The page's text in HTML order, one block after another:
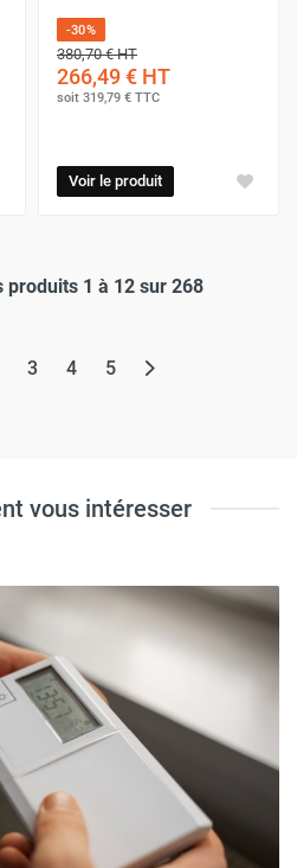
-30%
380,70 €HT
266,49 € HT
soit 319,79 € TTC
Voir le produit
produits 1 à 12 sur 268
actuelle)
3 4 5
vous intéresser